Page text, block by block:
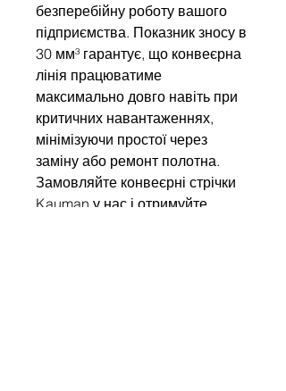
безперебійну роботу вашого
підприємства. Показник зносу в
30 мм³ гарантує, що конвеєрна
лінія працюватиме
максимально довго навіть при
критичних навантаженнях,
мінімізуючи простої через
заміну або ремонт полотна.
Замовляйте конвеєрні стрічки
Kauman у нас і отримуйте